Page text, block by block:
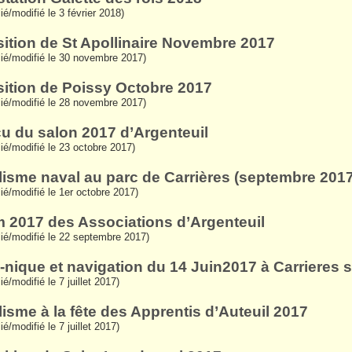
modifié le 3 février 2018)
de St Apollinaire Novembre 2017
modifié le 30 novembre 2017)
de Poissy Octobre 2017
modifié le 28 novembre 2017)
du salon 2017 d’Argenteuil
modifié le 23 octobre 2017)
naval au parc de Carrières (septembre
modifié le 1er octobre 2017)
2017 des Associations d’Argenteuil
modifié le 22 septembre 2017)
nique et navigation du 14 Juin2017 à Carrieres
modifié le 7 juillet 2017)
à la fête des Apprentis d’Auteuil 2017
modifié le 7 juillet 2017)